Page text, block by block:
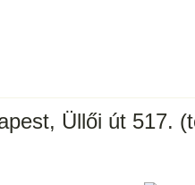
Üllői út 517.